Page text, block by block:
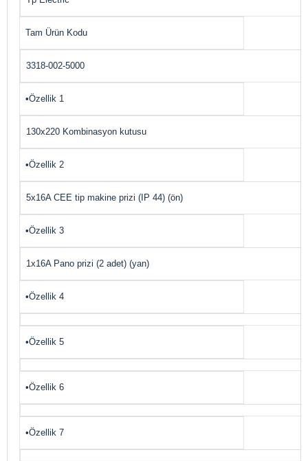
Tam Ürün Kodu
3318-002-5000
•Özellik 1
130x220 Kombinasyon kutusu
•Özellik 2
5x16A CEE tip makine prizi (IP 44) (ön)
•Özellik 3
1x16A Pano prizi (2 adet) (yan)
•Özellik 4
•Özellik 5
•Özellik 6
•Özellik 7